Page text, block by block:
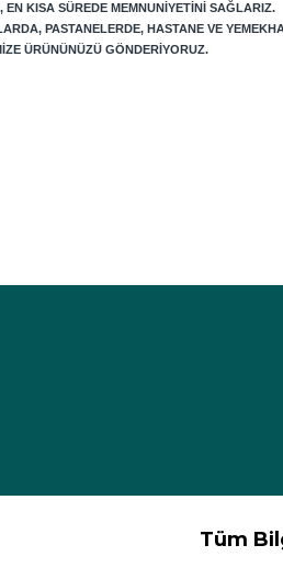
KISA SÜREDE MEMNUNIYETINI SAĞLARIZ.
PASTANELERDE, HASTANE VE
ÜRÜNÜNÜZÜ GÖNDERIYORUZ.
Tüm